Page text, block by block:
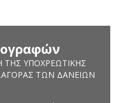
ΥΠΟΧΡΕΩΤΙΚΉΣ
ΤΩΝ ΔΑΝΕΊΩΝ